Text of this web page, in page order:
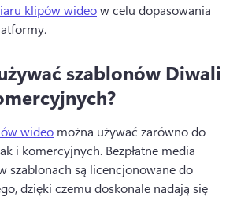
klipów wideo w celu dopasowania
szablonów Diwali
wideo można używać zarówno do
i komercyjnych. Bezpłatne media
szablonach są licencjonowane do
dzięki czemu doskonale nadają się